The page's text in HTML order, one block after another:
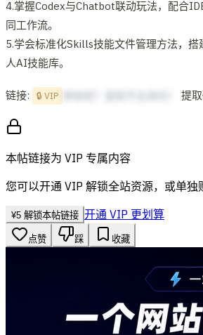
4.掌握Codex与Chatbot联动玩法，配合
同工作流。
5.学会标准化Skills技能文件管理方法，搭
人AI技能库。
链接: 🔒 VIP 提
本帖链接为 VIP 专属内容
您可以开通 VIP 解锁全站资源，或单独
¥5 解锁本帖链接 开通 VIP 更划算
点赞 踩 收藏